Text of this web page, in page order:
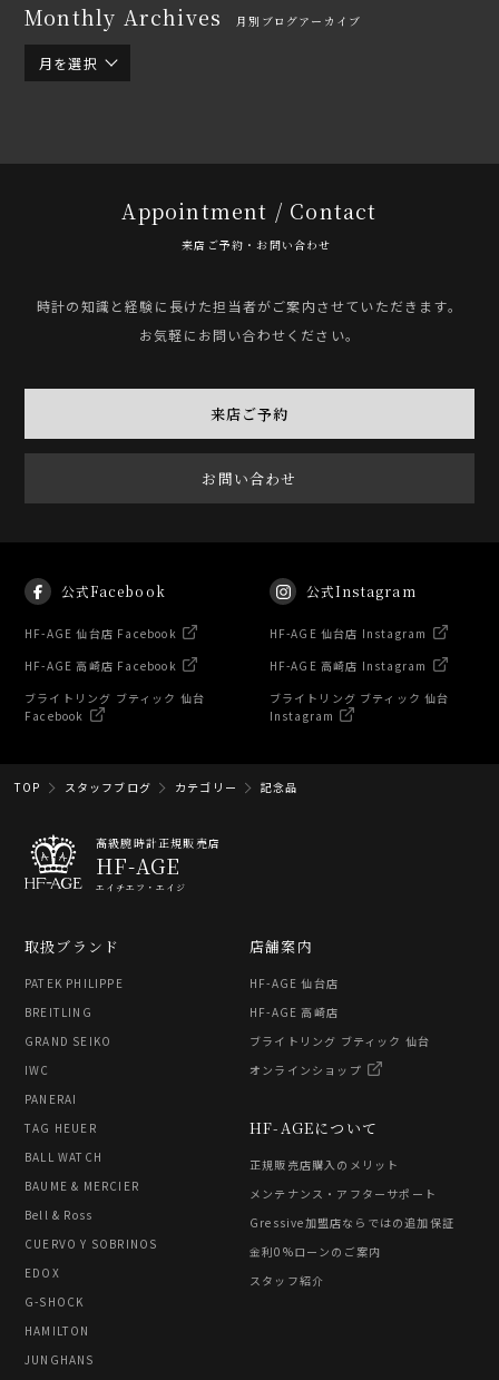
Monthly Archives 月別ブログアーカイブ
月を選択
Appointment / Contact
来店ご予約・お問い合わせ
時計の知識と経験に長けた担当者がご案内させていただきます。
お気軽にお問い合わせください。
来店ご予約
お問い合わせ
公式Facebook
HF-AGE 仙台店 Facebook
HF-AGE 高崎店 Facebook
ブライトリング ブティック 仙台
Facebook
公式Instagram
HF-AGE 仙台店 Instagram
HF-AGE 高崎店 Instagram
ブライトリング ブティック 仙台
Instagram
TOP スタッフブログ カテゴリー 記念品
高級腕時計正規販売店
HF-AGE
エイチエフ・エイジ
取扱ブランド
PATEK PHILIPPE
BREITLING
GRAND SEIKO
IWC
PANERAI
TAG HEUER
BALL WATCH
BAUME & MERCIER
Bell & Ross
CUERVO Y SOBRINOS
EDOX
G-SHOCK
HAMILTON
JUNGHANS
HF-AGEについて
正規販売店購入のメリット
メンテナンス・アフターサポート
Gressive加盟店ならではの追加保証
金利0%ローンのご案内
スタッフ紹介
店舗案内
HF-AGE 仙台店
HF-AGE 高崎店
ブライトリング ブティック 仙台
オンラインショップ